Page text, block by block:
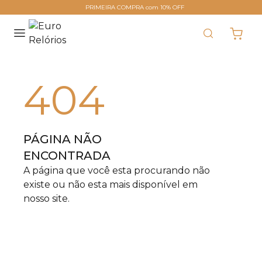
PRIMEIRA COMPRA com 10% OFF
404
PÁGINA NÃO
ENCONTRADA
A página que você esta procurando não
existe ou não esta mais disponível em
nosso site.